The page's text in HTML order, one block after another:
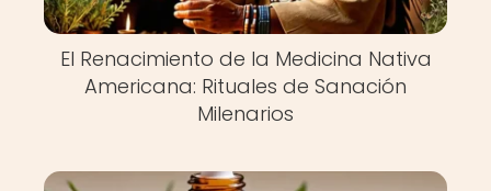
El Renacimiento de la Medicina Nativa
Americana: Rituales de Sanación
Milenarios